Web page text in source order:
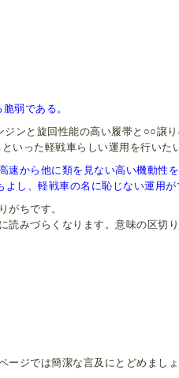
弱である。
ンと旋回性能の高い履帯と○○譲
いった軽戦車らしい運用を行いた
から他に類を見ない高い機動性を
し、軽戦車の名に恥じない運用が
がちです。
みづらくなります。意味の区切
ジでは簡潔な言及にとどめましょ